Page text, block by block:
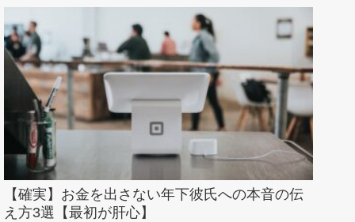
【確実】お金を出さない年下彼氏への本音の伝
え方3選【最初が肝心】